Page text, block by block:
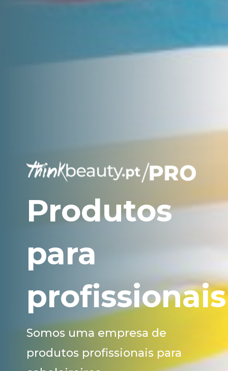
Produtos
para
profissionais
Somos uma empresa de
produtos profissionais para